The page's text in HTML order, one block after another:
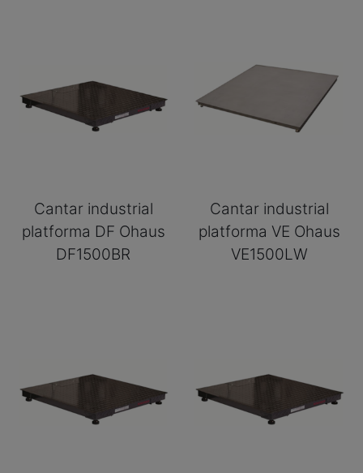
Cantar industrial
platforma DF Ohaus
DF1500BR
Cantar industrial
platforma VE Ohaus
VE1500LW